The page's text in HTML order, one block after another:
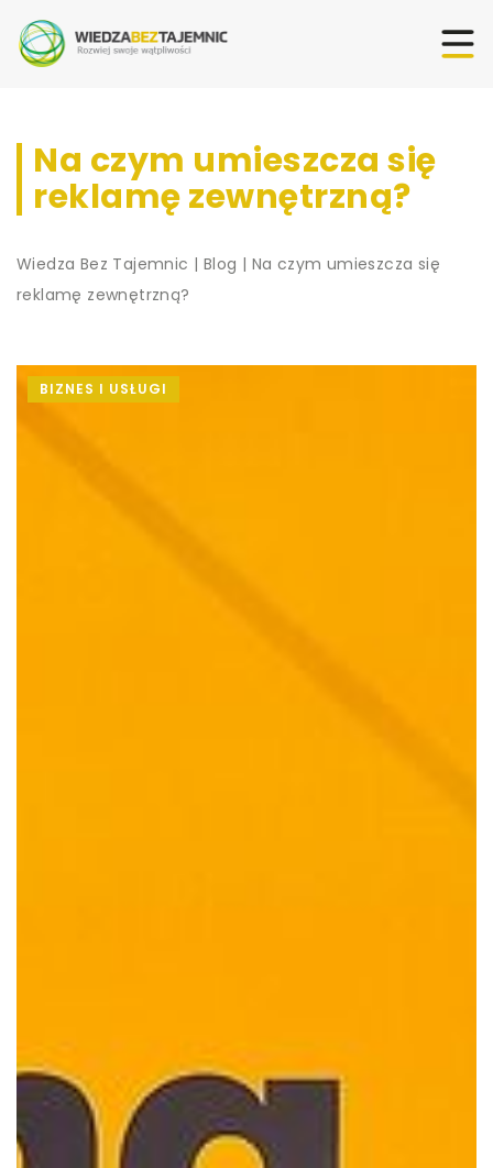
Na czym umieszcza się
reklamę zewnętrzną?
Wiedza Bez Tajemnic | Blog | Na czym umieszcza się
reklamę zewnętrzną?
BIZNES I USŁUGI